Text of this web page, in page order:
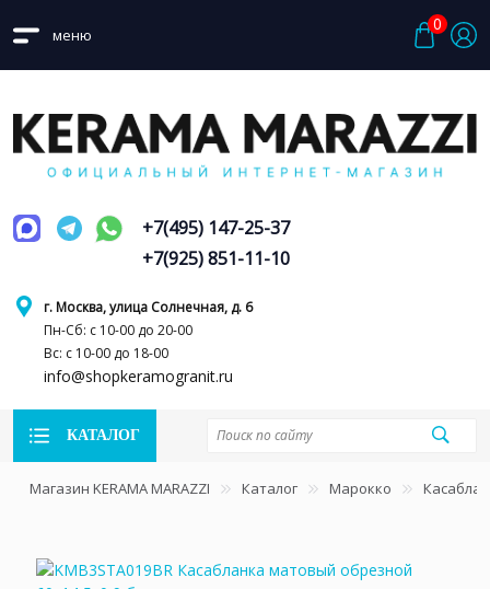
меню
0
г. Москва, улица Солнечная, д. 6
Пн-Сб: с 10-00 до 20-00
Вс: с 10-00 до 18-00
info@shopkeramogranit.ru
+7(495) 147-25-37
+7(925) 851-11-10
КАТАЛОГ
Магазин KERAMA MARAZZI Каталог Марокко